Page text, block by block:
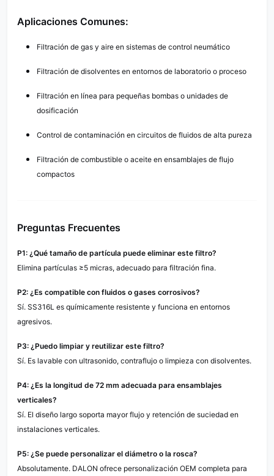
Aplicaciones Comunes:
Filtración de gas y aire en sistemas de control neumático
Filtración de disolventes en entornos de laboratorio o proceso
Filtración en línea para pequeñas bombas o unidades de
dosificación
Control de contaminación en circuitos de fluidos de alta pureza
Filtración de combustible o aceite en ensamblajes de flujo
compactos
Preguntas Frecuentes
P1: ¿Qué tamaño de partícula puede eliminar este filtro?
Elimina partículas ≥5 micras, adecuado para filtración fina.
P2: ¿Es compatible con fluidos o gases corrosivos?
Sí. SS316L es químicamente resistente y funciona en entornos
agresivos.
P3: ¿Puedo limpiar y reutilizar este filtro?
Sí. Es lavable con ultrasonido, contraflujo o limpieza con disolventes.
P4: ¿Es la longitud de 72 mm adecuada para ensamblajes
verticales?
Sí. El diseño largo soporta mayor flujo y retención de suciedad en
instalaciones verticales.
P5: ¿Se puede personalizar el diámetro o la rosca?
Absolutamente. DALON ofrece personalización OEM completa para